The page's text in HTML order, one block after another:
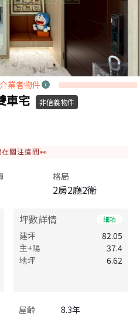
業者物件
車宅 非信義物件
在關注這間👀
格局
2房2廳2衛
坪數詳情 細項
建坪
82.05
主+陽
37.4
地坪
6.62
屋齡
8.3年